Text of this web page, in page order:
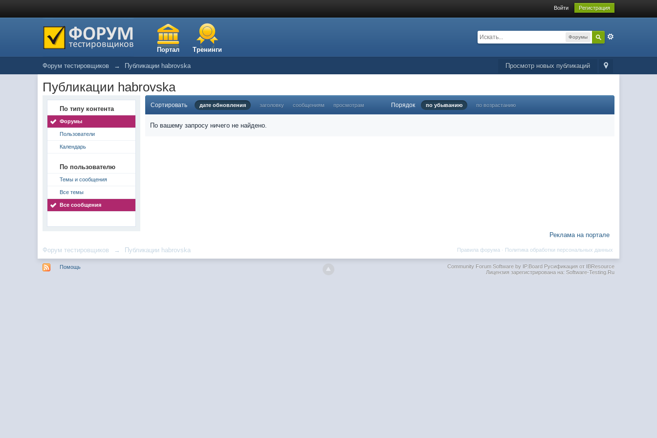
Войти Регистрация
Портал Тренинги
Форумы
Просмотр новых публикаций
Форум тестировщиков → Публикации habrovska
Публикации habrovska
По типу контента
Форумы
Пользователи
Календарь
По пользователю
Темы и сообщения
Все темы
Все сообщения
Сортировать дате обновления заголовку сообщениям просмотрам Порядок по убыванию по возрастанию
По вашему запросу ничего не найдено.
Реклама на портале
Форум тестировщиков → Публикации habrovska Политика обработки персональных данных
Правила форума ·
Помощь Community Forum Software by IP.BoardРусификация от IBResource
Лицензия зарегистрирована на: Software-Testing.Ru